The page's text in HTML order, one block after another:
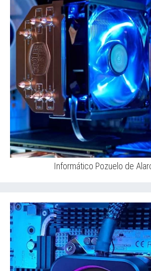
Informático Pozuelo de